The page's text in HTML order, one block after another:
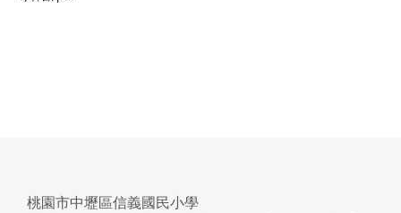
桃園市中壢區信義國民小學